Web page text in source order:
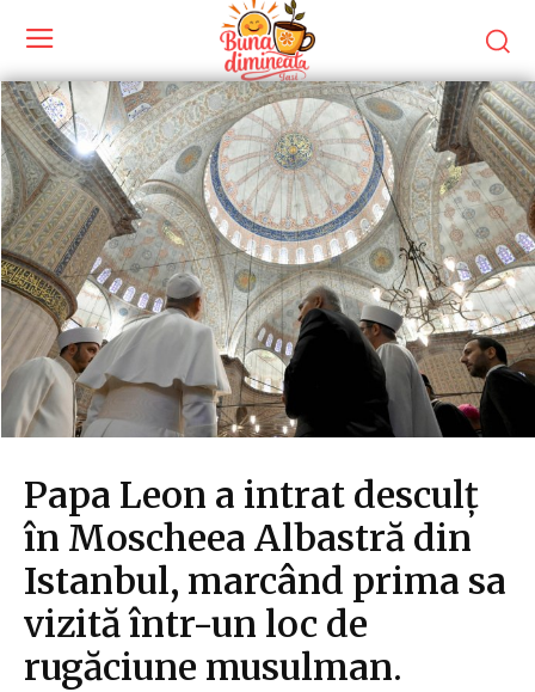
Papa Leon a intrat desculț
în Moscheea Albastră din
Istanbul, marcând prima sa
vizită într-un loc de
rugăciune musulman.